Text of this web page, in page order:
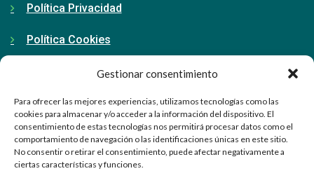
Gestionar consentimiento
Para ofrecer las mejores experiencias, utilizamos tecnologías como las
cookies para almacenar y/o acceder a la información del dispositivo. El
consentimiento de estas tecnologías nos permitirá procesar datos como el
comportamiento de navegación o las identificaciones únicas en este sitio.
No consentir o retirar el consentimiento, puede afectar negativamente a
ciertas características y funciones.
Política Privacidad
Política Cookies
Contacto
91 798 71 15
info@ellabrador.es